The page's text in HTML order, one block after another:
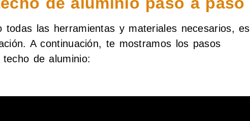
todas las herramientas y materiales necesarios, es
A continuación, te mostramos los pasos
de aluminio: